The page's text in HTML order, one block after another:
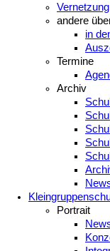
Vernetzung
andere
in
Termine
Archiv
Portrait